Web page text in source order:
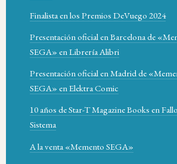
Finalista en los Premios DeVuego 2024
Presentación oficial en Barcelona de
SEGA» en Librería Alibri
Presentación oficial en Madrid de
SEGA» en Elektra Comic
10 años de Star-T Magazine Books en
Sistema
A la venta «Memento SEGA»